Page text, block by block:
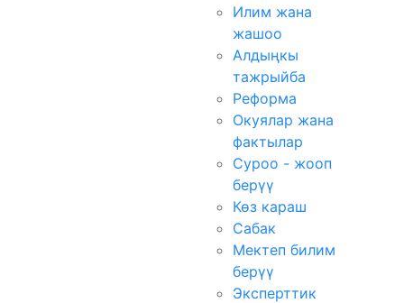
Илим жана
жашоо
Алдыңкы
тажрыйба
Реформа
Окуялар жана
фактылар
Суроо - жооп
берүү
Көз караш
Сабак
Мектеп билим
берүү
Эксперттик